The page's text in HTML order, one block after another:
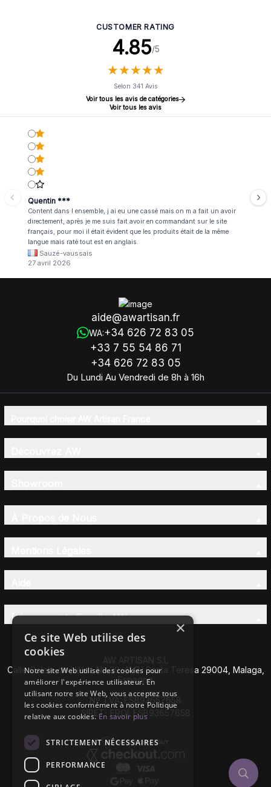
CUSTOMER RATING
4.85/5
★★★★★
★★★★★
Selon 341 Avis
Voir tous les avis de catégories
Voir tous les avis
Quentin ***
Content dans l ensemble, j ai eu une cassé mais on m a fait un avoir
directement, après je me suis fait avoir en commandant sur le site
français, pour moi il était évident que les produits était de la même
langue mais raté tout est en anglais.
Sauzé-vaussais
27 avril 2026
aide@awartisan.fr
WA:+34 626 72 83 05
+33 7 55 54 86 71
+34 626 72 83 05
Du Lundi Au Vendredi de 8h à 16h
Découvrez la Famille AW
AW ARTISAN S.L
Calle Caleta de Vélez Nº 39-41 P.I Santa Teresa 29004, Malaga,
Espagne
Nº TVA: ESB93657658
SIRET- EROI: ESB93657658
×
Ce site Web utilise des
cookies
Notre site Web utilise des cookies pour
améliorer l'expérience utilisateur. En
utilisant notre site Web, vous acceptez tous
les cookies conformément à notre Politique
relative aux cookies.En savoir plus
STRICTEMENT NÉCESSAIRES
PERFORMANCE